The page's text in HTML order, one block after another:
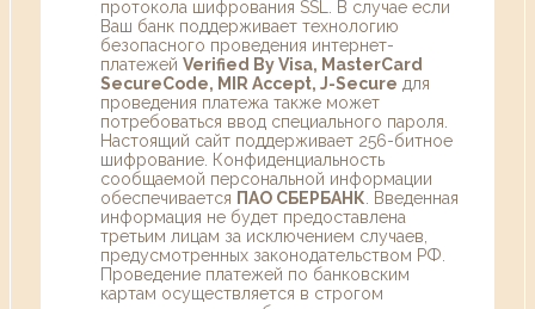
протокола шифрования SSL. В случае если
Ваш банк поддерживает технологию
безопасного проведения интернет-
платежей Verified By Visa, MasterCard
SecureCode, MIR Accept, J-Secure для
проведения платежа также может
потребоваться ввод специального пароля.
Настоящий сайт поддерживает 256-битное
шифрование. Конфиденциальность
сообщаемой персональной информации
обеспечивается ПАО СБЕРБАНК . Введенная
информация не будет предоставлена
третьим лицам за исключением случаев,
предусмотренных законодательством РФ.
Проведение платежей по банковским
картам осуществляется в строгом